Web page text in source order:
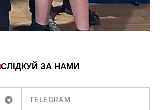
СЛІДКУЙ ЗА НАМИ
TELEGRAM